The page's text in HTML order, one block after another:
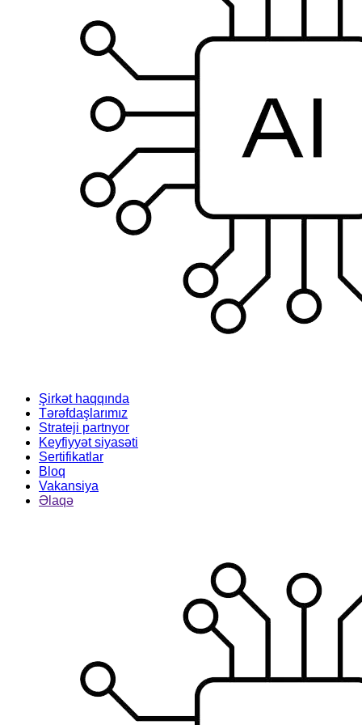
Şirkət haqqında
Tərəfdaşlarımız
Strateji partnyor
Keyfiyyət siyasəti
Sertifikatlar
Bloq
Vakansiya
Əlaqə